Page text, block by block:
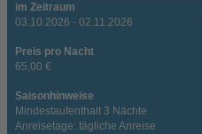
im Zeitraum
03.10.2026 - 02.11.2026
Preis pro Nacht
65,00 €
Saisonhinweise
Mindestaufenthalt 3 Nächte
Anreisetage: tägliche Anreise